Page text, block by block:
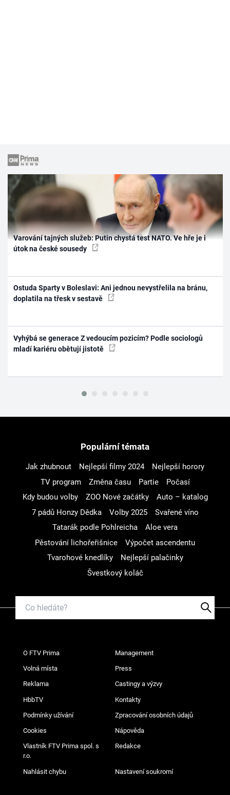
Varování tajných služeb: Putin chystá test NATO. Ve hře je i
útok na české sousedy
Ostuda Sparty v Boleslavi: Ani jednou nevystřelila na bránu,
doplatila na třesk v sestavě
Vyhýbá se generace Z vedoucím pozicím? Podle sociologů
mladí kariéru obětují jistotě
Populární témata
Jak zhubnout Nejlepší filmy 2024
Nejlepší horory
TV program
Změna času Partie
Počasí
Kdy budou volby
ZOO Nové začátky
Auto – katalog
7 pádů Honzy Dědka
Volby 2025
Svařené víno
Tatarák podle Pohlreicha
Aloe vera
Pěstování lichořeřišnice
Výpočet ascendentu
Tvarohové knedlíky
Nejlepší palačinky
Švestkový koláč
O FTV Prima Management
Volná místa Press
Reklama Castingy a výzvy
HbbTV Kontakty
Podmínky užívání Zpracování osobních údajů
Cookies Nápověda
Vlastník FTV Prima spol. s
r.o.
Redakce
Nahlásit chybu Nastavení soukromí